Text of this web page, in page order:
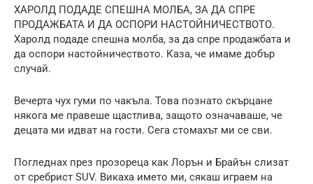
ХАРОЛД ПОДАДЕ СПЕШНА МОЛБА, ЗА ДА СПРЕ
ПРОДАЖБАТА И ДА ОСПОРИ НАСТОЙНИЧЕСТВОТО.
Харолд подаде спешна молба, за да спре продажбата и
да оспори настойничеството. Каза, че имаме добър
случай.
Вечерта чух гуми по чакъла. Това познато скърцане
някога ме правеше щастлива, защото означаваше, че
децата ми идват на гости. Сега стомахът ми се сви.
Погледнах през прозореца как Лорън и Брайън слизат
от сребрист SUV. Викаха името ми, сякаш играем на